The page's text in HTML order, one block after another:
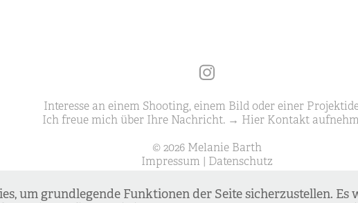
Interesse an einem Shooting, einem Bild oder einer
Ich freue mich über Ihre Nachricht. → Hier Kontakt
© 2026 Melanie Barth
Impressum
Datenschutz
um grundlegende Funktionen der Seite sicherzustellen.